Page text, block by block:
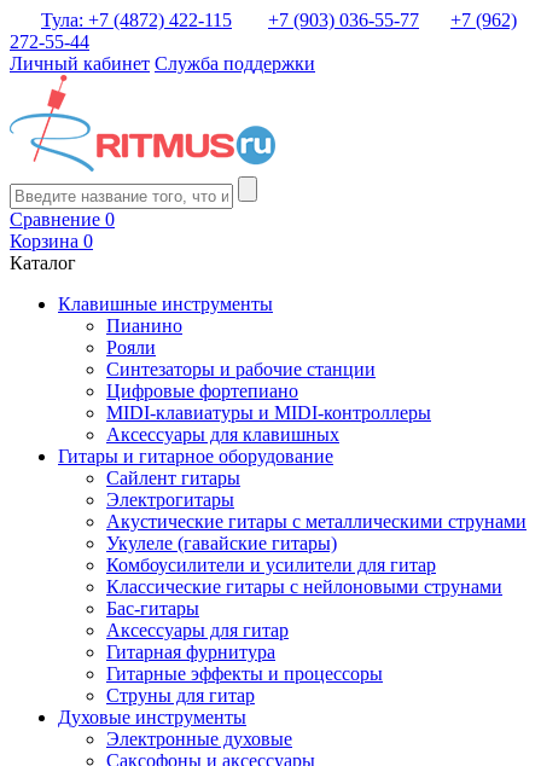
Тула: +7 (4872) 422-115 +7 (903) 036-55-77
+7 (962)
272-55-44
Личный кабинет Служба поддержки
Сравнение 0
Корзина 0
Каталог
Клавишные инструменты
Пианино
Рояли
Синтезаторы и рабочие станции
Цифровые фортепиано
MIDI-клавиатуры и MIDI-контроллеры
Аксессуары для клавишных
Гитары и гитарное оборудование
Сайлент гитары
Электрогитары
Акустические гитары с металлическими струнами
Укулеле (гавайские гитары)
Комбоусилители и усилители для гитар
Классические гитары с нейлоновыми струнами
Бас-гитары
Аксессуары для гитар
Гитарная фурнитура
Гитарные эффекты и процессоры
Струны для гитар
Духовые инструменты
Электронные духовые
Саксофоны и аксессуары